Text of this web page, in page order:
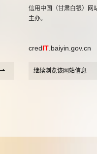
信用中国（甘肃白银）网
主办。
credIT .baiyin.gov.cn
继续浏览该网站信息